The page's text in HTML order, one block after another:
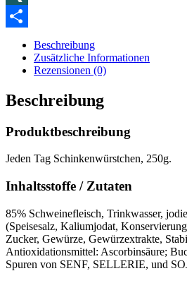
XING
Beschreibung
Zusätzliche Informationen
Rezensionen (0)
Beschreibung
Produktbeschreibung
Jeden Tag Schinkenwürstchen, 250g.
Inhaltsstoffe / Zutaten
85% Schweinefleisch, Trinkwasser,
(Speisesalz, Kaliumjodat,
Zucker, Gewürze, Gewürzextrakte,
Antioxidationsmittel: Ascorbinsäure;
Spuren von SENF, SELLERIE, und